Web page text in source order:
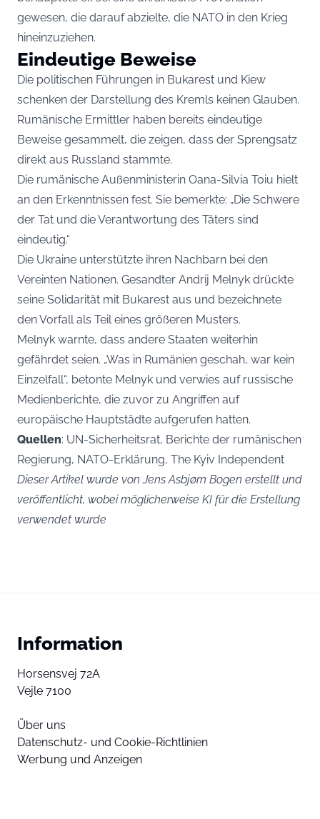
gewesen, die darauf abzielte, die NATO in den Krieg
hineinzuziehen.
Eindeutige Beweise
Die politischen Führungen in Bukarest und Kiew
schenken der Darstellung des Kremls keinen Glauben.
Rumänische Ermittler haben bereits eindeutige
Beweise gesammelt, die zeigen, dass der Sprengsatz
direkt aus Russland stammte.
Die rumänische Außenministerin Oana-Silvia Toiu hielt
an den Erkenntnissen fest. Sie bemerkte: „Die Schwere
der Tat und die Verantwortung des Täters sind
eindeutig.“
Die Ukraine unterstützte ihren Nachbarn bei den
Vereinten Nationen. Gesandter Andrij Melnyk drückte
seine Solidarität mit Bukarest aus und bezeichnete
den Vorfall als Teil eines größeren Musters.
Melnyk warnte, dass andere Staaten weiterhin
gefährdet seien. „Was in Rumänien geschah, war kein
Einzelfall“, betonte Melnyk und verwies auf russische
Medienberichte, die zuvor zu Angriffen auf
europäische Hauptstädte aufgerufen hatten.
Quellen: UN-Sicherheitsrat, Berichte der rumänischen
Regierung, NATO-Erklärung, The Kyiv Independent
Dieser Artikel wurde von Jens Asbjørn Bogen erstellt und
veröffentlicht, wobei möglicherweise KI für die Erstellung
verwendet wurde
Information
Horsensvej 72A
Vejle 7100
Über uns
Datenschutz- und Cookie-Richtlinien
Werbung und Anzeigen